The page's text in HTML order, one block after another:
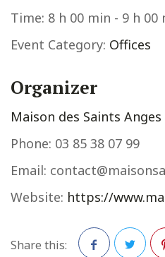
Time: 8 h 00 min - 9 h 00
Event Category: Offices
Organizer
Maison des Saints Anges
Phone: 03 85 38 07 99
Email:
Website: https://
Share this: